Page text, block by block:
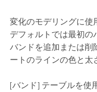
変化のモデリングに使
デフォルトでは最初の
バンドを追加または削
ートのラインの色と太
[バンド] テーブルを使